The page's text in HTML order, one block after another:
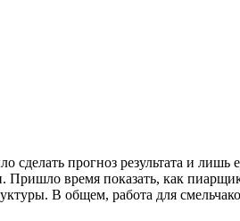
сделать прогноз результата и
время показать, как
В общем, работа для